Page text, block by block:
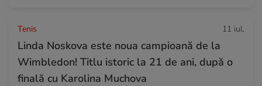
Tenis 11 iul.
Linda Noskova este noua campioană de la
Wimbledon! Titlu istoric la 21 de ani, după o
finală cu Karolina Muchova